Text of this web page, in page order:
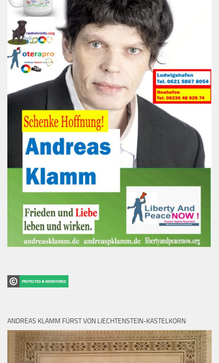
ANDREAS KLAMM FÜRST VON LIECHTENSTEIN-KASTELKORN